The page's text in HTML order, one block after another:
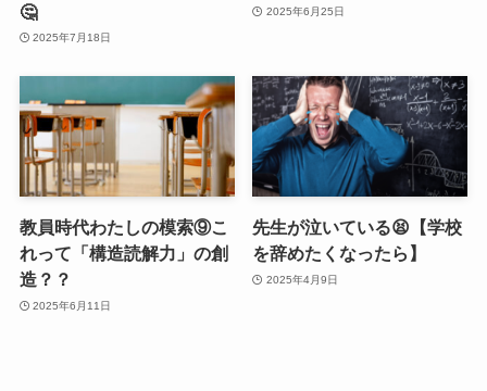
🤔
2025年7月18日
2025年6月25日
教員時代わたしの模索⑨こ
れって「構造読解力」の創
造？？
2025年6月11日
先生が泣いている😫【学校
を辞めたくなったら】
2025年4月9日